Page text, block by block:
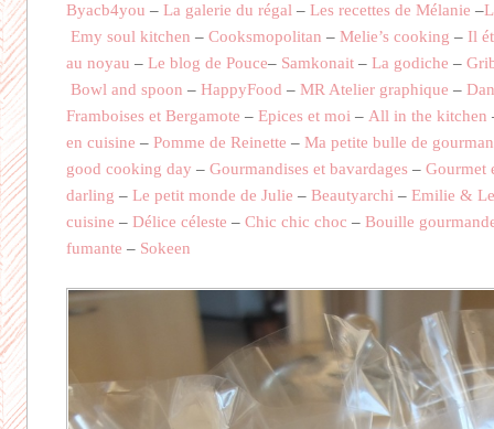
Byacb4you–La galerie du régal –Les recettes de Mélanie –
Emy soul kitchen –Cooksmopolitan–Melie’s cooking – Il
au noyau –Le blog de Pouce– Samkonait–La godiche –
Bowl and spoon –HappyFood–MR Atelier graphique –
Framboises et Bergamote –Epices et moi – All in the kitchen
en cuisine –Pomme de Reinette –Ma petite bulle de
good cooking day –Gourmandises et bavardages –Gourmet
darling –Le petit monde de Julie –Beautyarchi –Emilie &
cuisine – Délice céleste –Chic chic choc –Bouille
fumante – Sokeen